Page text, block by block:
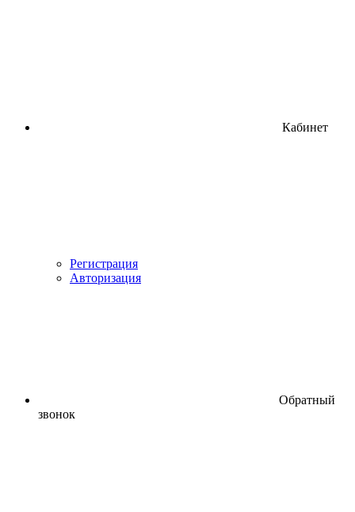
Кабинет
Регистрация
Авторизация
Обратный
звонок